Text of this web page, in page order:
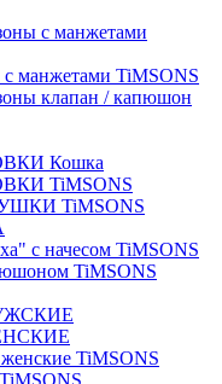
с манжетами
манжетами TiMSONS
клапан / капюшон
Кошка
TiMSONS
TiMSONS
с начесом TiMSONS
TiMSONS
TiMSONS